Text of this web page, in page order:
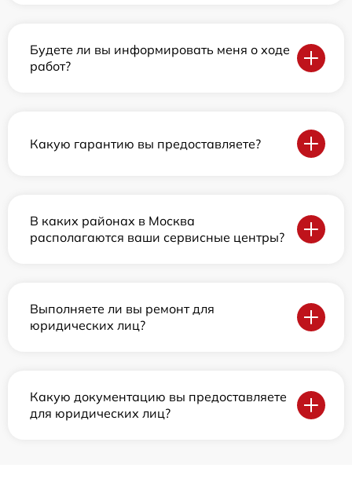
Будете ли вы информировать меня о ходе
работ?
Какую гарантию вы предоставляете?
В каких районах в Москва
располагаются ваши сервисные центры?
Выполняете ли вы ремонт для
юридических лиц?
Какую документацию вы предоставляете
для юридических лиц?